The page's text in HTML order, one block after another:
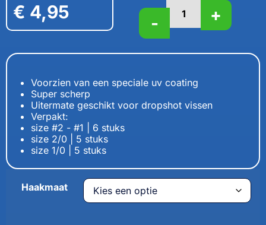
€ 4,95
- +
Voorzien van een speciale uv coating
Super scherp
Uitermate geschikt voor dropshot vissen
Verpakt:
size #2 - #1 | 6 stuks
size 2/0 | 5 stuks
size 1/0 | 5 stuks
Haakmaat